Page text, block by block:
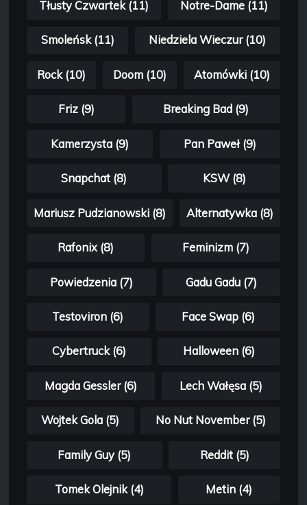
Tłusty Czwartek (11) Notre-Dame (11)
Smoleńsk (11) Niedziela Wieczur (10)
Rock (10) Doom (10) Atomówki (10)
Friz (9) Breaking Bad (9)
Kamerzysta (9) Pan Paweł (9)
Snapchat (8) KSW (8)
Mariusz Pudzianowski (8) Alternatywka (8)
Rafonix (8) Feminizm (7)
Powiedzenia (7) Gadu Gadu (7)
Testoviron (6) Face Swap (6)
Cybertruck (6) Halloween (6)
Magda Gessler (6) Lech Wałęsa (5)
Wojtek Gola (5) No Nut November (5)
Family Guy (5) Reddit (5)
Tomek Olejnik (4) Metin (4)